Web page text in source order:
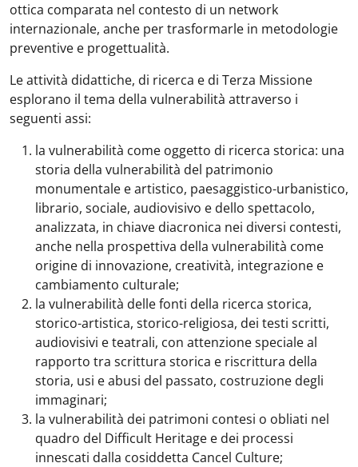
ottica comparata nel contesto di un network
internazionale, anche per trasformarle in metodologie
preventive e progettualità.
Le attività didattiche, di ricerca e di Terza Missione
esplorano il tema della vulnerabilità attraverso i
seguenti assi:
la vulnerabilità come oggetto di ricerca storica: una
storia della vulnerabilità del patrimonio
monumentale e artistico, paesaggistico-urbanistico,
librario, sociale, audiovisivo e dello spettacolo,
analizzata, in chiave diacronica nei diversi contesti,
anche nella prospettiva della vulnerabilità come
origine di innovazione, creatività, integrazione e
cambiamento culturale;
la vulnerabilità delle fonti della ricerca storica,
storico-artistica, storico-religiosa, dei testi scritti,
audiovisivi e teatrali, con attenzione speciale al
rapporto tra scrittura storica e riscrittura della
storia, usi e abusi del passato, costruzione degli
immaginari;
la vulnerabilità dei patrimoni contesi o obliati nel
quadro del Difficult Heritage e dei processi
innescati dalla cosiddetta Cancel Culture;